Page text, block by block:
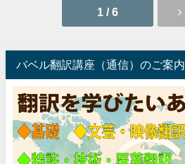
1 / 6
バベル翻訳講座（通信）のご案内